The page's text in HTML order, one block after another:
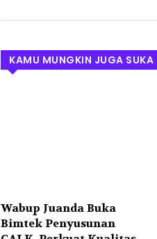
KAMU MUNGKIN JUGA SUKA
Wabup Juanda Buka
Bimtek Penyusunan